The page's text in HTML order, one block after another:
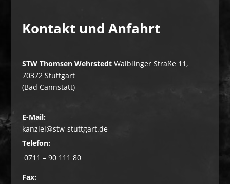
Kontakt und Anfahrt
STW Thomsen WehrstedtWaiblinger Straße 11,
70372 Stuttgart
(Bad Cannstatt)
E-Mail:
kanzlei@stw-stuttgart.de
Telefon:
0711 – 90 111 80
Fax: